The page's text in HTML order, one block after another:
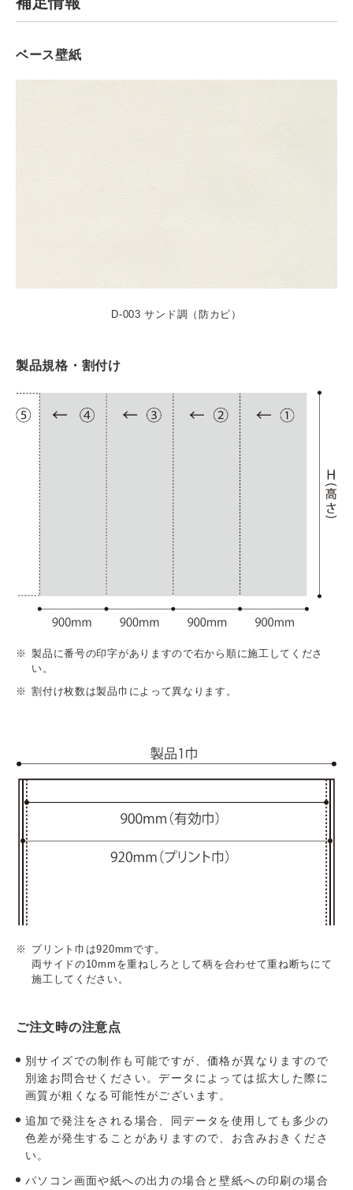
ベース壁紙
D-003 サンド調（防カビ）
製品規格・割付け
製品に番号の印字がありますので右から順に施工してくださ
い。
割付け枚数は製品巾によって異なります。
プリント巾は920mmです。
両サイドの10mmを重ねしろとして柄を合わせて重ね断ちにて
施工してください。
ご注文時の注意点
別サイズでの制作も可能ですが、価格が異なりますので
別途お問合せください。データによっては拡大した際に
画質が粗くなる可能性がございます。
追加で発注をされる場合、同データを使用しても多少の
色差が発生することがありますので、お含みおきくださ
い。
パソコン画面や紙への出力の場合と壁紙への印刷の場合